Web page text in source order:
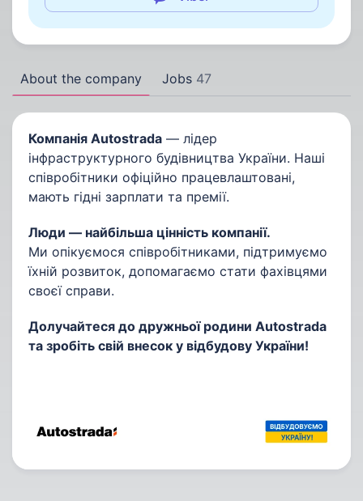
About the company Jobs 47
Компанія Autostrada — лідер
інфраструктурного будівництва України. Наші
співробітники офіційно працевлаштовані,
мають гідні зарплати та премії.
Люди — найбільша цінність компанії.
Ми опікуємося співробітниками, підтримуємо
їхній розвиток, допомагаємо стати фахівцями
своєї справи.
Долучайтеся до дружньої родини Autostrada
та зробіть свій внесок у відбудову України!